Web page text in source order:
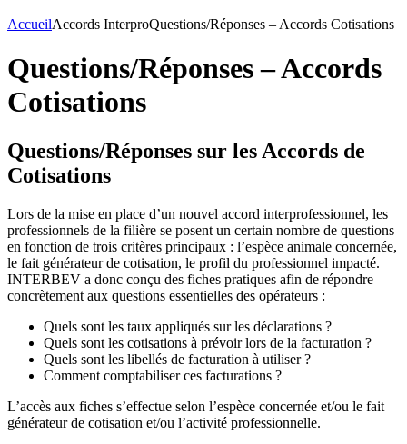
AccueilAccords InterproQuestions/Réponses – Accords Cotisations
Questions/Réponses – Accords
Cotisations
Questions/Réponses sur les Accords de
Cotisations
Lors de la mise en place d’un nouvel accord interprofessionnel, les
professionnels de la filière se posent un certain nombre de questions
en fonction de trois critères principaux : l’espèce animale concernée,
le fait générateur de cotisation, le profil du professionnel impacté.
INTERBEV a donc conçu des fiches pratiques afin de répondre
concrètement aux questions essentielles des opérateurs :
Quels sont les taux appliqués sur les déclarations ?
Quels sont les cotisations à prévoir lors de la facturation ?
Quels sont les libellés de facturation à utiliser ?
Comment comptabiliser ces facturations ?
L’accès aux fiches s’effectue selon l’espèce concernée et/ou le fait
générateur de cotisation et/ou l’activité professionnelle.